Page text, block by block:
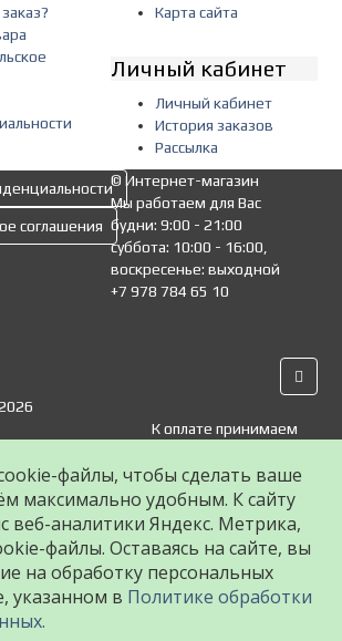
Карта сайта
Личный кабинет
Личный кабинет
История заказов
Рассылка
соглашения
© Интернет-магазин
Мы работаем для Вас
будни: 9:00 - 21:00
суббота: 10:00 - 16:00,
воскресенье: выходной
+7 978 784 65 10
К оплате принимаем
файлы, чтобы сделать ваше
максимально удобным. К cайту
веб-аналитики Яндекс. Метрика,
файлы. Оставаясь на сайте, вы
на обработку персональных
указанном в Политике обработки